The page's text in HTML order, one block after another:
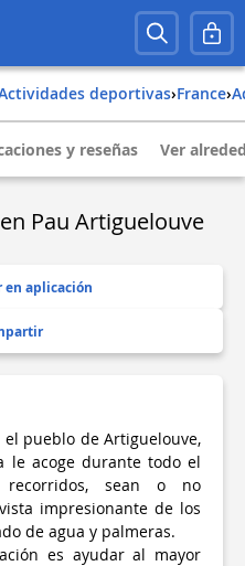
Actividades deportivas› france›
y reseñas Ver
Pau Artiguelouve
en aplicación
pueblo de Artiguelouve,
le acoge durante todo el
sean o no
impresionante de los
de agua y palmeras.
es ayudar al mayor